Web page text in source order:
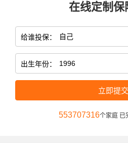
在线定制保
给谁投保：
出生年份：
立即提交
553707316个家庭 已